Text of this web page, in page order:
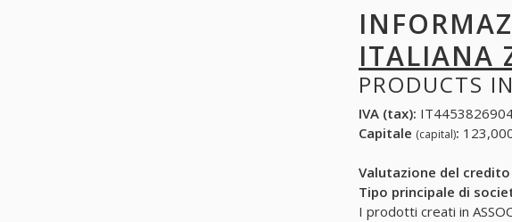
ITALIANA
PRODUCTS
IVA (tax):
Capitale (capital):
Valutazione del credito
Tipo principale di
I prodotti creati in